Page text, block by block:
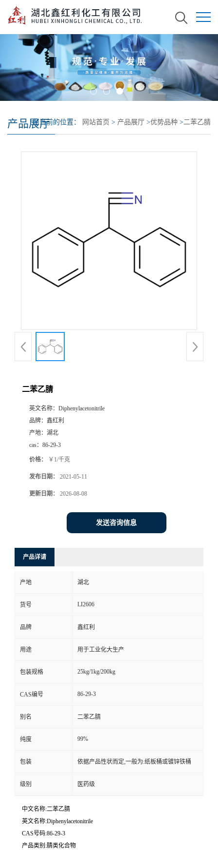
产品展厅您当前的位置： 网站首页 > 产品展厅 >优势品种 >二苯乙腈
二苯乙腈
英文名称： Diphenylacetonitrile
品牌： 鑫红利
产地： 湖北
cas： 86-29-3
价格： ￥1/千克
发布日期： 2021-05-11
更新日期： 2026-08-08
发送咨询信息
产品详请
产地 湖北
货号 LI2606
品牌 鑫红利
用途 用于工业化大生产
包装规格 25kg/1kg/200kg
CAS编号 86-29-3
别名 二苯乙腈
纯度 99%
包装 依据产品性状而定,一般为:纸板桶或镀锌铁桶
级别 医药级
中文名称:二苯乙腈
英文名称:Diphenylacetonitrile
CAS号码:86-29-3
产品类别:腈类化合物